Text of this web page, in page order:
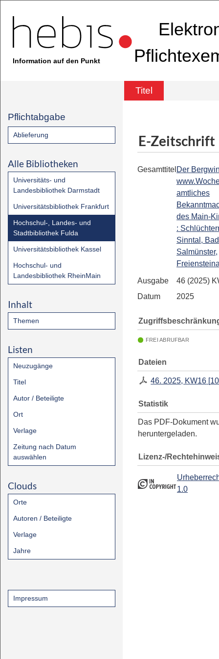
Information auf den Punkt
Titel
Pflichtabgabe
Ablieferung
Alle Bibliotheken
Universitäts- und
Landesbibliothek Darmstadt
Universitätsbibliothek Frankfurt
Hochschul-, Landes- und
Stadtbibliothek Fulda
Universitätsbibliothek Kassel
Hochschul- und
Landesbibliothek RheinMain
Inhalt
Themen
Listen
Neuzugänge
Titel
Autor / Beteiligte
Ort
Verlage
Zeitung nach Datum
auswählen
Clouds
Orte
Autoren / Beteiligte
Verlage
Jahre
Impressum
E-Zeitschrift
Gesamttitel Der
amtliches
des Main-
:
Sinntal,
Salmünster,
Ausgabe
46 (2025)
Datum
2025
FREI ABRUFBAR
Dateien
46. 2025, KW16 [
Statistik
Das PDF-Dokument
heruntergeladen.
Lizenz-/
1.0